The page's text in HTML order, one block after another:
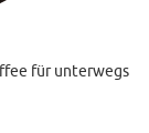
für unterwegs